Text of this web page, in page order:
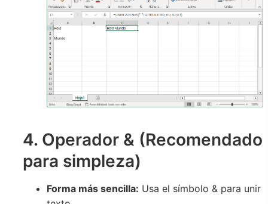
4. Operador & (Recomendado
para simpleza)
Forma más sencilla: Usa el símbolo & para unir